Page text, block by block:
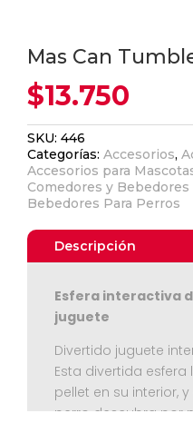
Mas Can
$13.750
SKU:446
Categorías:Accesorios,
Accesorios para
Comedores y Bebedores
Bebedores Para Perros
Descripción
Esfera interactiva
juguete
Divertido juguete
Esta divertida
pellet en su interior,
perro descubra por